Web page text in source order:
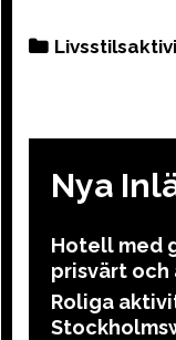
Categories
Nya
Hotell med
prisvärt och
Roliga